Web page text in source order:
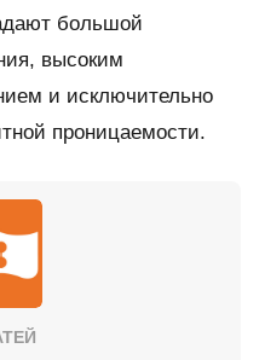
большой
высоким
и исключительно
проницаемости.